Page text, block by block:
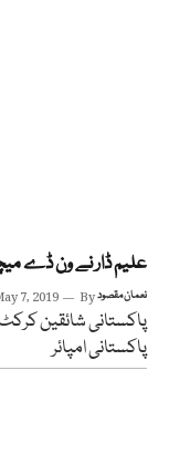
علیم ڈار نے ون ڈے
7, 2019 Byنعمان مقصود
پاکستانی شائقین کرکٹ
پاکستانی امپائر